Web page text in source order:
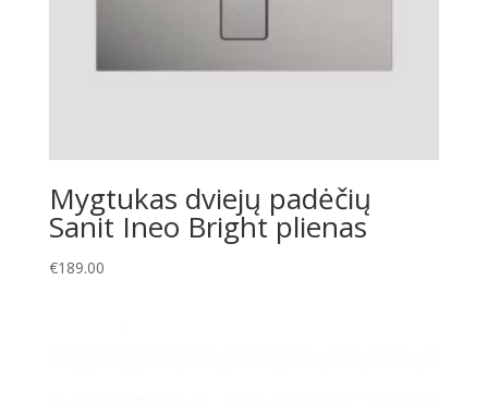
Mygtukas dviejų padėčių
Sanit Ineo Bright plienas
€189.00